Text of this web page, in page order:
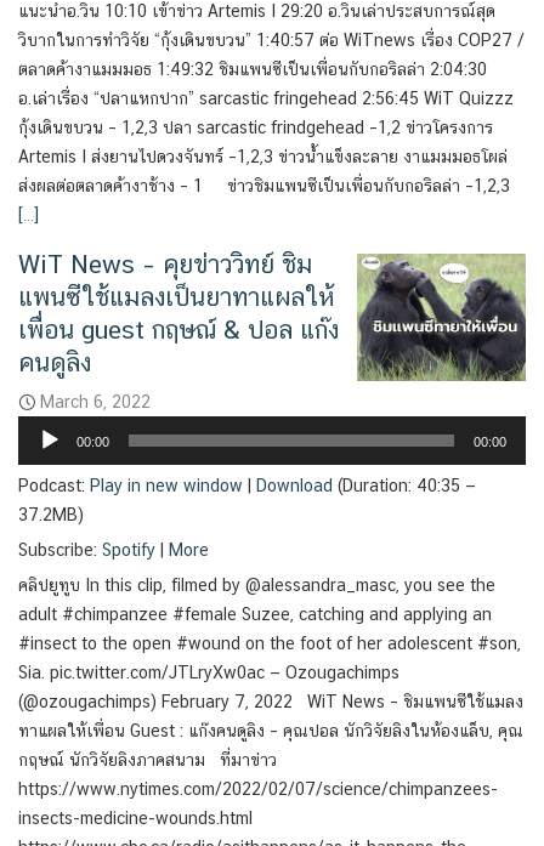
แนะนำอ.วิน 10:10 เข้าข่าว Artemis I 29:20 อ.วินเล่าประสบการณ์สุด
วิบากในการทำวิจัย “กุ้งเดินขบวน” 1:40:57 ต่อ WiTnews เรื่อง COP27 /
ตลาดค้างาแมมมอธ 1:49:32 ชิมแพนซีเป็นเพื่อนกับกอริลล่า 2:04:30
อ.เล่าเรื่อง “ปลาแหกปาก” sarcastic fringehead 2:56:45 WiT Quizzz
กุ้งเดินขบวน – 1,2,3 ปลา sarcastic frindgehead –1,2 ข่าวโครงการ
Artemis I ส่งยานไปดวงจันทร์ –1,2,3 ข่าวน้ำแข็งละลาย งาแมมมอธโผล่
ส่งผลต่อตลาดค้างาช้าง – 1 ข่าวชิมแพนซีเป็นเพื่อนกับกอริลล่า –1,2,3
[…]
WiT News – คุยข่าววิทย์ ชิม
แพนซีใช้แมลงเป็นยาทาแผลให้
เพื่อน guest กฤษณ์ & ปอล แก๊ง
คนดูลิง
March 6, 2022
Audio
00:00 00:00
Podcast: Play in new window Download (Duration: 40:35 —
37.2MB)
Subscribe: Spotify
More
คลิปยูทูบ In this clip, filmed by @alessandra_masc, you see the
adult #chimpanzee #female Suzee, catching and applying an
#insect to the open #wound on the foot of her adolescent #son,
Sia. pic.twitter.com/JTLryXw0ac — Ozougachimps
(@ozougachimps) February 7, 2022 WiT News – ชิมแพนซีใช้แมลง
ทาแผลให้เพื่อน Guest : แก๊งคนดูลิง – คุณปอล นักวิจัยลิงในห้องแล็บ, คุณ
กฤษณ์ นักวิจัยลิงภาคสนาม ที่มาข่าว
https://www.nytimes.com/2022/02/07/science/chimpanzees-
insects-medicine-wounds.html